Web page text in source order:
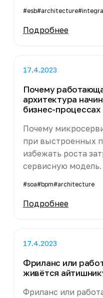
#esb#architecture
Подробнее
17.4.2023
Почему
архитектура
бизнес-процессах
Почему
при выстроенных
избежать роста
сервисную модель.
#soa#bpm#architecture
Подробнее
17.4.2023
Фриланс или
живётся
Фриланс или